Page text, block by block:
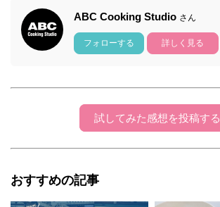
ABC Cooking Studio さん
フォローする 詳しく見る
試してみた感想を投稿する
おすすめの記事